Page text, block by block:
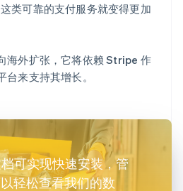
类可靠的支付服务就变得更加
海外扩张，它将依赖 Stripe 作
来支持其增长。
可实现快速安装，管
轻松查看我们的数